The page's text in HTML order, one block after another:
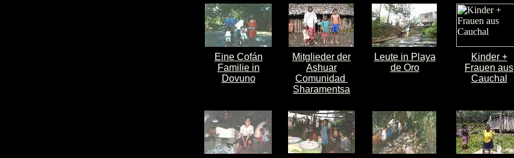
Eine Cofán
Familie in
Dovuno
Mitglieder der
Ashuar
Comunidad
Sharamentsa
Leute in Playa
de Oro
Kinder +
Frauen aus
Cauchal